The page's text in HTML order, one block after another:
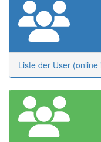
Liste der User